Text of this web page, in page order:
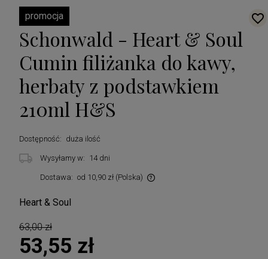
promocja
Schonwald - Heart & Soul
Cumin filiżanka do kawy,
herbaty z podstawkiem
210ml H&S
Dostępność: duża ilość
Wysyłamy w: 14 dni
Dostawa: od 10,90 zł (Polska)
Heart & Soul
63,00 zł
53,55 zł